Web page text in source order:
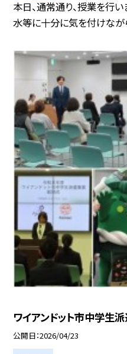
本日、通常通り、授業を行
水等に十分に気を付けなが
ワイアンドット市中学
公開日 2026/04/23